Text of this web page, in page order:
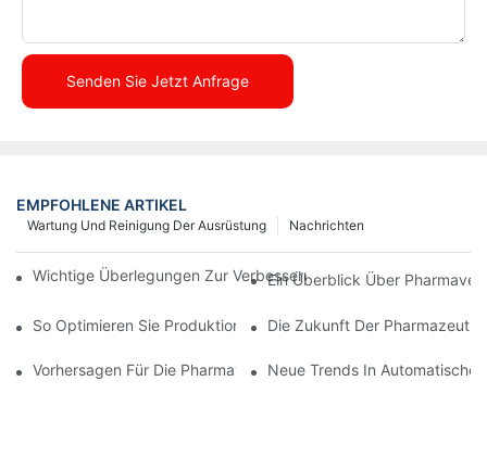
Senden Sie Jetzt Anfrage
EMPFOHLENE ARTIKEL
Nachrichten
Wartung Und Reinigung Der Ausrüstung
Wichtige Überlegungen Zur Verbesserung Der
Ein Überblick Über
So Optimieren Sie Produktionsprozesse Mit Effektiver
Die Zukunft Der
Vorhersagen Für Die Pharmaverpackungsbranche Im
Neue Trends In